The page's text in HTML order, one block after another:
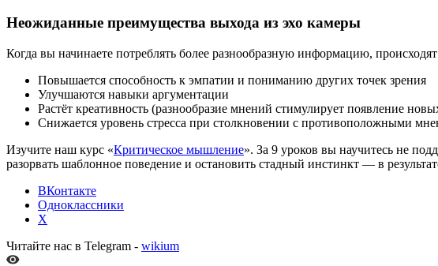
Неожиданные преимущества выхода из эхо камеры
Когда вы начинаете потреблять более разнообразную информацию,
Повышается способность к эмпатии и пониманию других точек зрения
Улучшаются навыки аргументации
Растёт креативность (разнообразие мнений стимулирует появление
Снижается уровень стресса при столкновении с противоположными
Изучите наш курс «Критическое мышление». За 9 уроков вы научитесь не
разорвать шаблонное поведение и остановить стадный инстинкт — в
ВКонтакте
Одноклассники
X
Читайте нас в Telegram - wikium